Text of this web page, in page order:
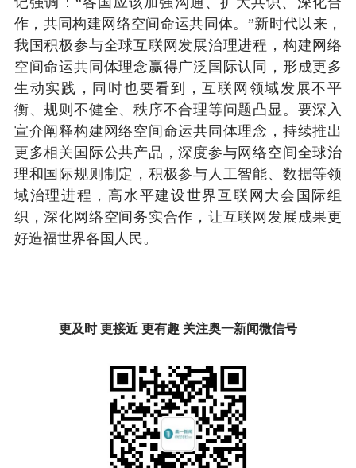
作，共同构建网络空间命运共同体。”新时代以来，
我国积极参与全球互联网发展治理进程，构建网络
空间命运共同体理念赢得广泛国际认同，形成更多
生动实践，同时也要看到，互联网领域发展不平
衡、规则不健全、秩序不合理等问题凸显。要深入
宣介阐释构建网络空间命运共同体理念，持续推出
更多相关国际公共产品，深度参与网络空间全球治
理和国际规则制定，积极参与人工智能、数据等领
域治理进程，高水平建设世界互联网大会国际组
织，深化网络空间务实合作，让互联网发展成果更
好造福世界各国人民。
更及时 更接近 更有趣 关注奥一新闻微信号